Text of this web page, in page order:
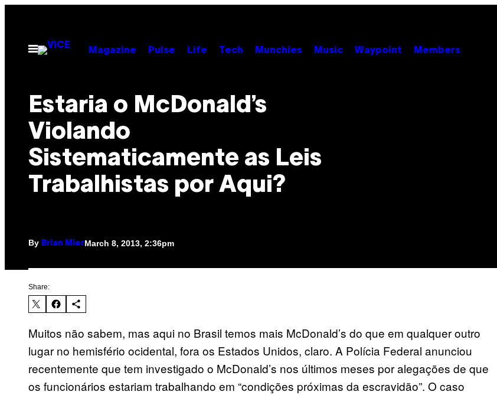
contentOpen
Menu
Magazine Pulse Life Tech Munchies Music Waypoint Members
Estaria o McDonald’s
Violando
Sistematicamente as Leis
Trabalhistas por Aqui?
By Brian MierMarch 8, 2013, 2:36pm
Share:
Muitos não sabem, mas aqui no Brasil temos mais McDonald’s do que em qualquer outro
lugar no hemisfério ocidental, fora os Estados Unidos, claro. A Polícia Federal anunciou
recentemente que tem investigado o McDonald’s nos últimos meses por alegações de que
os funcionários estariam trabalhando em “condições próximas da escravidão”. O caso